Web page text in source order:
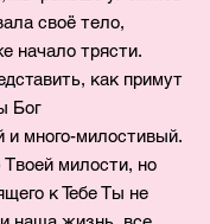
своё тело,
начало трясти.
как примут
Бог
и много-милостивый.
милости, но
к Тебе Ты не